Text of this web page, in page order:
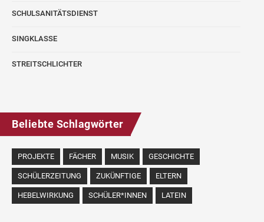
SCHULSANITÄTSDIENST
SINGKLASSE
STREITSCHLICHTER
Beliebte Schlagwörter
PROJEKTE FÄCHER MUSIK GESCHICHTE
SCHÜLERZEITUNG ZUKÜNFTIGE ELTERN
HEBELWIRKUNG SCHÜLER*INNEN LATEIN